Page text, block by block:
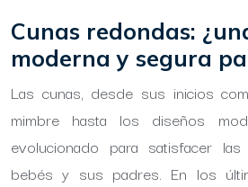
Cunas redondas:
moderna y segura
Las cunas, desde sus inicios
mimbre hasta los diseños
evolucionado para satisfacer
bebés y sus padres. En los